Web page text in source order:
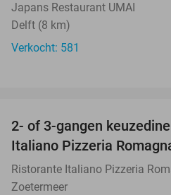
Japans Restaurant UMAI
Delft (8 km)
Verkocht: 581
2- of 3-gangen
Italiano Pizzeria
Ristorante Italiano Pizzeria
Zoetermeer